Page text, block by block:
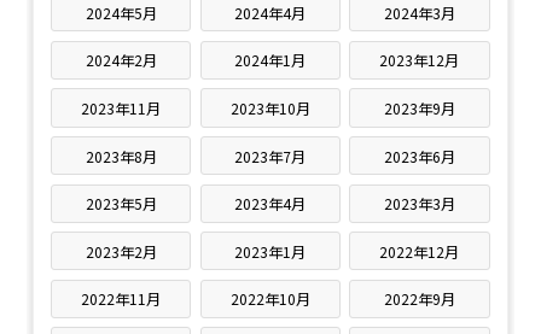
2024年5月 2024年4月 2024年3月
2024年2月 2024年1月 2023年12月
2023年11月 2023年10月 2023年9月
2023年8月 2023年7月 2023年6月
2023年5月 2023年4月 2023年3月
2023年2月 2023年1月 2022年12月
2022年11月 2022年10月 2022年9月